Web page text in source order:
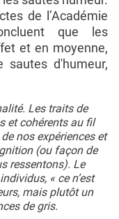
de l’Académie
que les
et en moyenne,
sautes d'humeur,
Les traits de
et cohérents au fil
nos expériences et
(ou façon de
ressentons). Le
« ce n’est
mais plutôt un
de gris.